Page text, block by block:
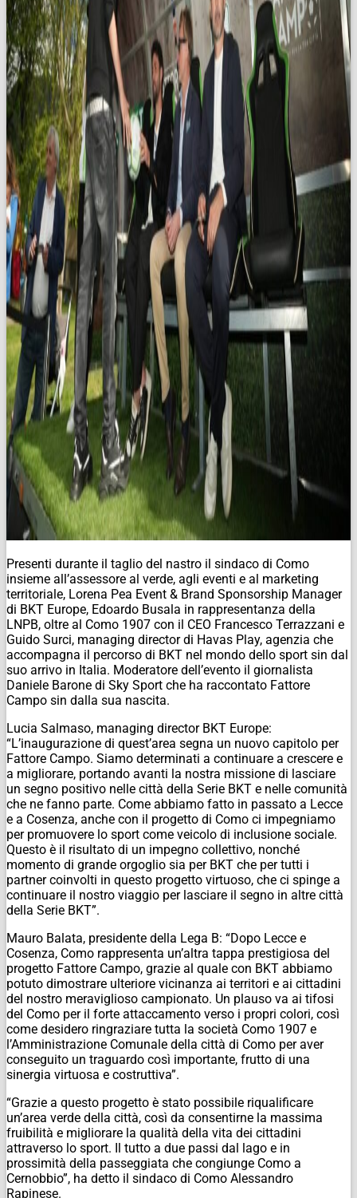
Presenti durante il taglio del nastro il sindaco di Como
insieme all’assessore al verde, agli eventi e al marketing
territoriale, Lorena Pea Event & Brand Sponsorship Manager
di BKT Europe, Edoardo Busala in rappresentanza della
LNPB, oltre al Como 1907 con il CEO Francesco Terrazzani e
Guido Surci, managing director di Havas Play, agenzia che
accompagna il percorso di BKT nel mondo dello sport sin dal
suo arrivo in Italia. Moderatore dell’evento il giornalista
Daniele Barone di Sky Sport che ha raccontato Fattore
Campo sin dalla sua nascita.
Lucia Salmaso, managing director BKT Europe:
“L’inaugurazione di quest’area segna un nuovo capitolo per
Fattore Campo. Siamo determinati a continuare a crescere e
a migliorare, portando avanti la nostra missione di lasciare
un segno positivo nelle città della Serie BKT e nelle comunità
che ne fanno parte. Come abbiamo fatto in passato a Lecce
e a Cosenza, anche con il progetto di Como ci impegniamo
per promuovere lo sport come veicolo di inclusione sociale.
Questo è il risultato di un impegno collettivo, nonché
momento di grande orgoglio sia per BKT che per tutti i
partner coinvolti in questo progetto virtuoso, che ci spinge a
continuare il nostro viaggio per lasciare il segno in altre città
della Serie BKT”.
Mauro Balata, presidente della Lega B: “Dopo Lecce e
Cosenza, Como rappresenta un’altra tappa prestigiosa del
progetto Fattore Campo, grazie al quale con BKT abbiamo
potuto dimostrare ulteriore vicinanza ai territori e ai cittadini
del nostro meraviglioso campionato. Un plauso va ai tifosi
del Como per il forte attaccamento verso i propri colori, così
come desidero ringraziare tutta la società Como 1907 e
l’Amministrazione Comunale della città di Como per aver
conseguito un traguardo così importante, frutto di una
sinergia virtuosa e costruttiva”.
“Grazie a questo progetto è stato possibile riqualificare
un’area verde della città, così da consentirne la massima
fruibilità e migliorare la qualità della vita dei cittadini
attraverso lo sport. Il tutto a due passi dal lago e in
prossimità della passeggiata che congiunge Como a
Cernobbio”, ha detto il sindaco di Como Alessandro
Rapinese.